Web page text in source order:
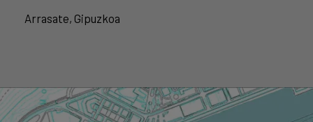
Arrasate, Gipuzkoa